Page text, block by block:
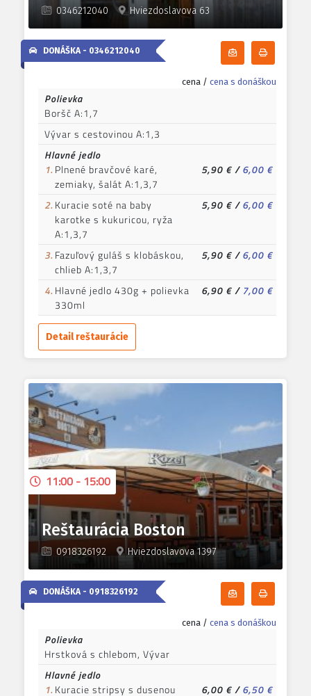
0346212040 Hviezdoslavova 63
Odoberať
DONÁŠKA - 0346212040
cena / cena s donáškou
Polievka
Boršč A:1,7
Vývar s cestovinou A:1,3
Hlavné jedlo
1. Plnené bravčové karé,
zemiaky, šalát A:1,3,7
5,90 €/ 6,00 €
2. Kuracie soté na baby
karotke s kukuricou, ryža
A:1,3,7
5,90 €/ 6,00 €
3. Fazuľový guláš s klobáskou,
chlieb A:1,3,7
5,90 €/ 6,00 €
4. Hlavné jedlo 430g + polievka
330ml
6,90 €/ 7,00 €
Detail reštaurácie
Reštaurácia Boston
0918326192 Hviezdoslavova 1397
Odoberať
DONÁŠKA - 0918326192
11:00 - 15:00
cena / cena s donáškou
Polievka
Hrstková s chlebom, Vývar
Hlavné jedlo
1. Kuracie stripsy s dusenou 6,00 €/ 6,50 €